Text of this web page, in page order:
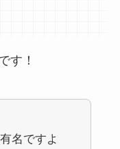
す！
名ですよ